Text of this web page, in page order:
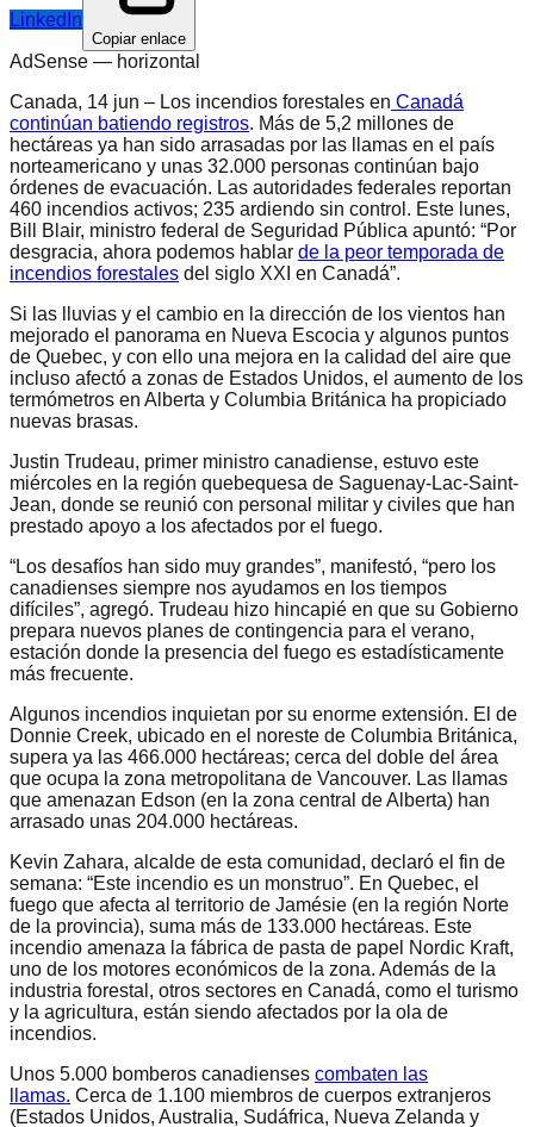
LinkedIn
Copiar enlace
AdSense — horizontal
Canada, 14 jun – Los incendios forestales en Canadá
continúan batiendo registros. Más de 5,2 millones de
hectáreas ya han sido arrasadas por las llamas en el país
norteamericano y unas 32.000 personas continúan bajo
órdenes de evacuación. Las autoridades federales reportan
460 incendios activos; 235 ardiendo sin control. Este lunes,
Bill Blair, ministro federal de Seguridad Pública apuntó: “Por
desgracia, ahora podemos hablar de la peor temporada de
incendios forestales del siglo XXI en Canadá”.
Si las lluvias y el cambio en la dirección de los vientos han
mejorado el panorama en Nueva Escocia y algunos puntos
de Quebec, y con ello una mejora en la calidad del aire que
incluso afectó a zonas de Estados Unidos, el aumento de los
termómetros en Alberta y Columbia Británica ha propiciado
nuevas brasas.
Justin Trudeau, primer ministro canadiense, estuvo este
miércoles en la región quebequesa de Saguenay-Lac-Saint-
Jean, donde se reunió con personal militar y civiles que han
prestado apoyo a los afectados por el fuego.
“Los desafíos han sido muy grandes”, manifestó, “pero los
canadienses siempre nos ayudamos en los tiempos
difíciles”, agregó. Trudeau hizo hincapié en que su Gobierno
prepara nuevos planes de contingencia para el verano,
estación donde la presencia del fuego es estadísticamente
más frecuente.
Algunos incendios inquietan por su enorme extensión. El de
Donnie Creek, ubicado en el noreste de Columbia Británica,
supera ya las 466.000 hectáreas; cerca del doble del área
que ocupa la zona metropolitana de Vancouver. Las llamas
que amenazan Edson (en la zona central de Alberta) han
arrasado unas 204.000 hectáreas.
Kevin Zahara, alcalde de esta comunidad, declaró el fin de
semana: “Este incendio es un monstruo”. En Quebec, el
fuego que afecta al territorio de Jamésie (en la región Norte
de la provincia), suma más de 133.000 hectáreas. Este
incendio amenaza la fábrica de pasta de papel Nordic Kraft,
uno de los motores económicos de la zona. Además de la
industria forestal, otros sectores en Canadá, como el turismo
y la agricultura, están siendo afectados por la ola de
incendios.
Unos 5.000 bomberos canadienses combaten las
llamas. Cerca de 1.100 miembros de cuerpos extranjeros
(Estados Unidos, Australia, Sudáfrica, Nueva Zelanda y